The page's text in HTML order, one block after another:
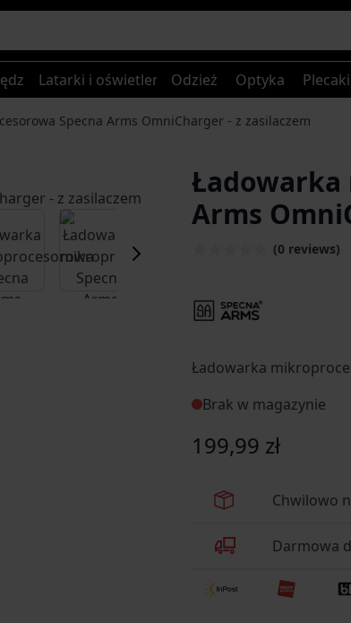
Latarki i oświetlenieOdzież Optyka
Specna Arms OmniCharger - z zasilaczem
Ładowarka
Arms
(0 reviews)
View larger imageView larger imageView larger image
View
Ładowarka
Brak w magazynie
199,99 zł
Chwilowo
Darmowa